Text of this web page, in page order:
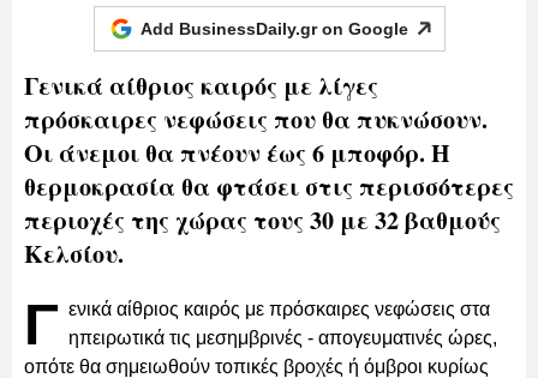
Add BusinessDaily.gr on Google
Γενικά αίθριος καιρός με λίγες
πρόσκαιρες νεφώσεις που θα πυκνώσουν.
Οι άνεμοι θα πνέουν έως 6 μποφόρ. Η
θερμοκρασία θα φτάσει στις περισσότερες
περιοχές της χώρας τους 30 με 32 βαθμούς
Κελσίου.
Γ ενικά αίθριος καιρός με πρόσκαιρες νεφώσεις στα
ηπειρωτικά τις μεσημβρινές - απογευματινές ώρες,
οπότε θα σημειωθούν τοπικές βροχές ή όμβροι κυρίως